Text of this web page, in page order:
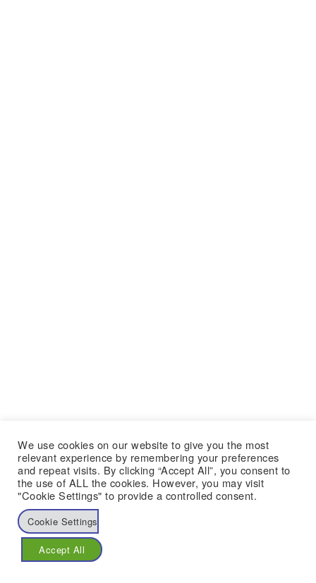
We use cookies on our website to give you the most
relevant experience by remembering your preferences
and repeat visits. By clicking “Accept All”, you consent to
the use of ALL the cookies. However, you may visit
"Cookie Settings" to provide a controlled consent.
Cookie Settings
Accept All